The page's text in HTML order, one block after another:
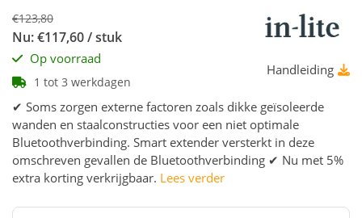
€123,80
Nu: €117,60 / stuk
Op voorraad
1 tot 3 werkdagen
Handleiding
✔ Soms zorgen externe factoren zoals dikke geïsoleerde
wanden en staalconstructies voor een niet optimale
Bluetoothverbinding. Smart extender versterkt in deze
omschreven gevallen de Bluetoothverbinding ✔ Nu met 5%
extra korting verkrijgbaar. Lees verder